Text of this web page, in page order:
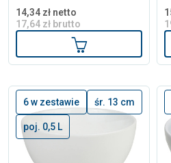
14,34 zł netto
17,64 zł brutto
Dodaj do koszyka
6 w zestawie śr. 13 cm
poj. 0,5 L